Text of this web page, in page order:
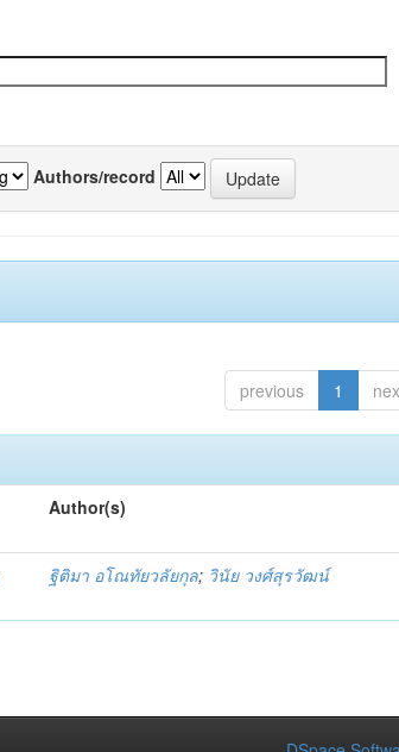
Authors/record
previous 1
Author(s)
ฐิติมา อโณทัยวลัยกุล; วินัย วงศ์สุรวัฒน์